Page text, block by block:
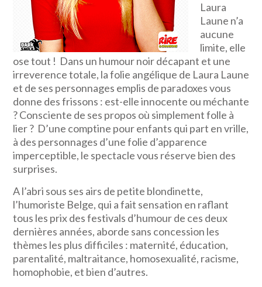
Laura
Laune n’a
aucune
limite, elle
ose tout ! Dans un humour noir décapant et une
irreverence totale, la folie angélique de Laura Laune
et de ses personnages emplis de paradoxes vous
donne des frissons : est-elle innocente ou méchante
? Consciente de ses propos où simplement folle à
lier ? D’une comptine pour enfants qui part en vrille,
à des personnages d’une folie d’apparence
imperceptible, le spectacle vous réserve bien des
surprises.
A l’abri sous ses airs de petite blondinette,
l’humoriste Belge, qui a fait sensation en raflant
tous les prix des festivals d’humour de ces deux
dernières années, aborde sans concession les
thèmes les plus difficiles : maternité, éducation,
parentalité, maltraitance, homosexualité, racisme,
homophobie, et bien d’autres.